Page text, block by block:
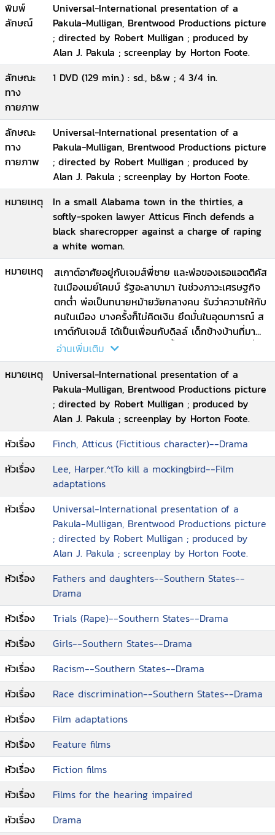
พิมพ์
ลักษณ์
Universal-International presentation of a
Pakula-Mulligan, Brentwood Productions picture
; directed by Robert Mulligan ; produced by
Alan J. Pakula ; screenplay by Horton Foote.
ลักษณะ
ทาง
กายภาพ
1 DVD (129 min.) : sd., b&w ; 4 3/4 in.
ลักษณะ
ทาง
กายภาพ
Universal-International presentation of a
Pakula-Mulligan, Brentwood Productions picture
; directed by Robert Mulligan ; produced by
Alan J. Pakula ; screenplay by Horton Foote.
หมายเหตุ
In a small Alabama town in the thirties, a
softly-spoken lawyer Atticus Finch defends a
black sharecropper against a charge of raping
a white woman.
หมายเหตุ
สเกาต์อาศัยอยู่กับเจมส์พี่ชาย และพ่อของเธอแอตติคัส
ในเมืองเมย์โคมบ์ รัฐอะลาบามา ในช่วงภาวะเศรษฐกิจ
ตกต่ำ พ่อเป็นทนายหม้ายวัยกลางคน รับว่าความให้กับ
คนในเมือง บางครั้งก็ไม่คิดเงิน ยึดมั่นในอุดมการณ์ ส
เกาต์กับเจมส์ ได้เป็นเพื่อนกับดิลล์ เด็กข้างบ้านที่มา
พักกับป้า ช่วงปิดเทอม เด็กๆทั้งกลัวและสงสัยในเพื่อน
บ้าน "บู" แรดลีย์ ที่เก็บตัวเงียบอยู่ในบ้าน ชาวเมืองมัก
จะหลีกเลี่ยงการพูดถึงบู และไม่มีใครเห็นเขามาหลายปี
เด็กจึงสร้างจินตนาการขึ้นมา และตามสืบเรื่องของบู
ระหว่างนั้น แอตติคัส ได้รับมอบหมาย ให้ว่าความให้
ทอม โรบินสัน ชายผิวดำต่ำต้อย ซึ่งถูกกล่าวหาว่า
ข่มขืนหญิงสาวผิวขาว ใครๆต่างก็เชื่ออย่างนั้น แต่แอต
ติคัส กลับสงสัยอะไรหลายๆอย่าง นี่คือจุดเริ่มต้น ที่
เปลี่ยนแปลงชีวิตครอบครัวนี้ และชาวเมืองเมย์โคมบ์
ไปตลอดกาล...
อ่านเพิ่มเติม
หมายเหตุ
Universal-International presentation of a
Pakula-Mulligan, Brentwood Productions picture
; directed by Robert Mulligan ; produced by
Alan J. Pakula ; screenplay by Horton Foote.
หัวเรื่อง
Finch, Atticus (Fictitious character)--Drama
หัวเรื่อง
Lee, Harper.^tTo kill a mockingbird--Film
adaptations
หัวเรื่อง
Universal-International presentation of a
Pakula-Mulligan, Brentwood Productions picture
; directed by Robert Mulligan ; produced by
Alan J. Pakula ; screenplay by Horton Foote.
หัวเรื่อง
Fathers and daughters--Southern States--
Drama
หัวเรื่อง
Trials (Rape)--Southern States--Drama
หัวเรื่อง
Girls--Southern States--Drama
หัวเรื่อง
Racism--Southern States--Drama
หัวเรื่อง
Race discrimination--Southern States--Drama
หัวเรื่อง
Film adaptations
หัวเรื่อง
Feature films
หัวเรื่อง
Fiction films
หัวเรื่อง
Films for the hearing impaired
หัวเรื่อง
Drama